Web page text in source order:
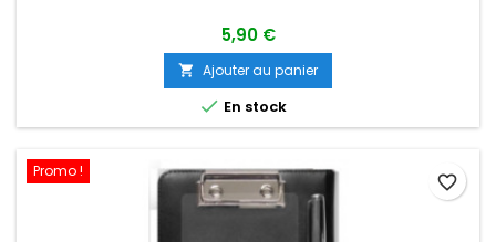
5,90 €
 Ajouter au panier
 En stock
Promo !
favorite_border